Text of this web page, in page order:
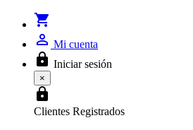
shopping_cart
person_outline Mi cuenta
lock Iniciar sesión
×
lock
Clientes Registrados